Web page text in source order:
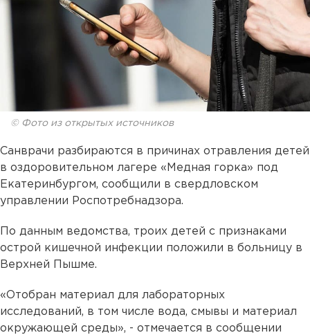
© Фото из открытых источников
Санврачи разбираются в причинах отравления детей
в оздоровительном лагере «Медная горка» под
Екатеринбургом, сообщили в свердловском
управлении Роспотребнадзора.
По данным ведомства, троих детей с признаками
острой кишечной инфекции положили в больницу в
Верхней Пышме.
«Отобран материал для лабораторных
исследований, в том числе вода, смывы и материал
окружающей среды», - отмечается в сообщении